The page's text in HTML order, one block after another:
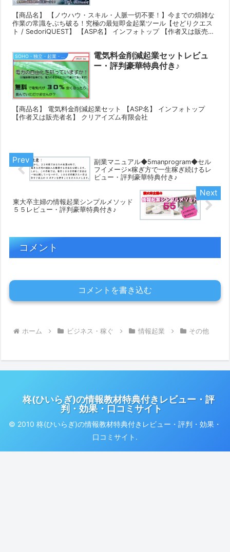
【商品名】 【ノウハウ・スキル・人脈一切不要！】今までの煩雑な
作業の常識をぶち破る！究極の最短即金起業ツール【せどりクエス
ト / SedoriQUEST】 【ASP名】 インフォトップ 【作者又は販売者
SOHO・独立・起業・営業支援
電気料金削減起業セットレビュ
ー・評判豪華特典付き♪
【商品名】 電気料金削減起業セット 【ASP名】 インフォトップ
【作者又は販売者名】 クリアイズム有限会社
副業マニュアル◆5manprogram◆セル
フイメージ×稼ぎ方で一生稼ぎ続けるレ
ビュー・評判豪華特典付き♪
東大卒主婦の情報起業シンプルメソッド
５５レビュー・評判豪華特典付き♪
コメント
コメントを書き込む
ホーム ビジネス・稼ぐ 情報起業 その他
柊(ひいらぎ)の情報教材特典付きレビュー・評
判・効果・口コミサイト
© 2010 柊(ひいらぎ)の情報教材特典付きレビュー・評判・効果・
口コミサイト.